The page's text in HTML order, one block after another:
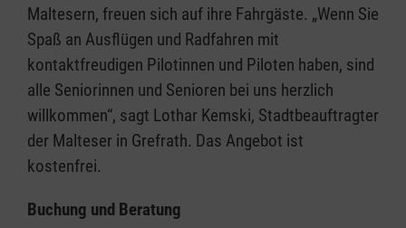
Maltesern, freuen sich auf ihre Fahrgäste. „Wenn Sie
Spaß an Ausflügen und Radfahren mit
kontaktfreudigen Pilotinnen und Piloten haben, sind
alle Seniorinnen und Senioren bei uns herzlich
willkommen“, sagt Lothar Kemski, Stadtbeauftragter
der Malteser in Grefrath. Das Angebot ist
kostenfrei.
Buchung und Beratung